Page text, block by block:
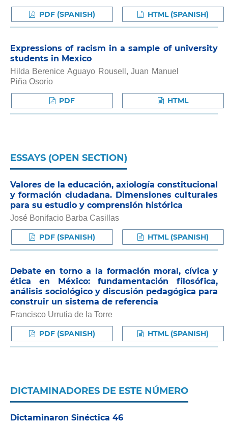
PDF (SPANISH) HTML (SPANISH)
Expressions of racism in a sample of university
students in Mexico
Hilda Berenice Aguayo Rousell, Juan Manuel
Piña Osorio
PDF HTML
ESSAYS (OPEN SECTION)
Valores de la educación, axiología constitucional
y formación ciudadana. Dimensiones culturales
para su estudio y comprensión histórica
José Bonifacio Barba Casillas
PDF (SPANISH) HTML (SPANISH)
Debate en torno a la formación moral, cívica y
ética en México: fundamentación filosófica,
análisis sociológico y discusión pedagógica para
construir un sistema de referencia
Francisco Urrutia de la Torre
PDF (SPANISH) HTML (SPANISH)
DICTAMINADORES DE ESTE NÚMERO
Dictaminaron Sinéctica 46